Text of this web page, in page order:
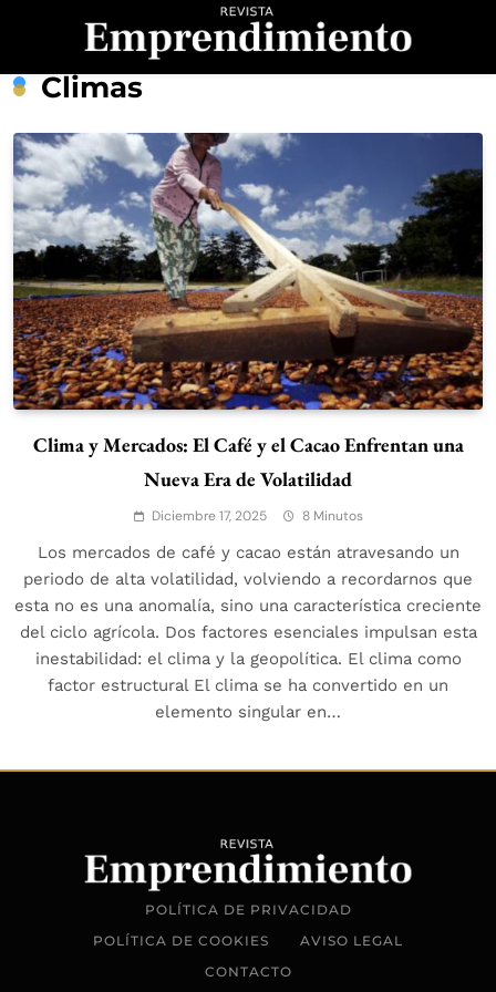
Revista
Emprendimiento
Climas
Clima y Mercados: El Café y el Cacao Enfrentan una
Nueva Era de Volatilidad
Diciembre 17, 2025 8 Minutos
Los mercados de café y cacao están atravesando un
periodo de alta volatilidad, volviendo a recordarnos que
esta no es una anomalía, sino una característica creciente
del ciclo agrícola. Dos factores esenciales impulsan esta
inestabilidad: el clima y la geopolítica. El clima como
factor estructural El clima se ha convertido en un
elemento singular en…
POLÍTICA DE PRIVACIDAD
POLÍTICA DE COOKIES
AVISO LEGAL
CONTACTO